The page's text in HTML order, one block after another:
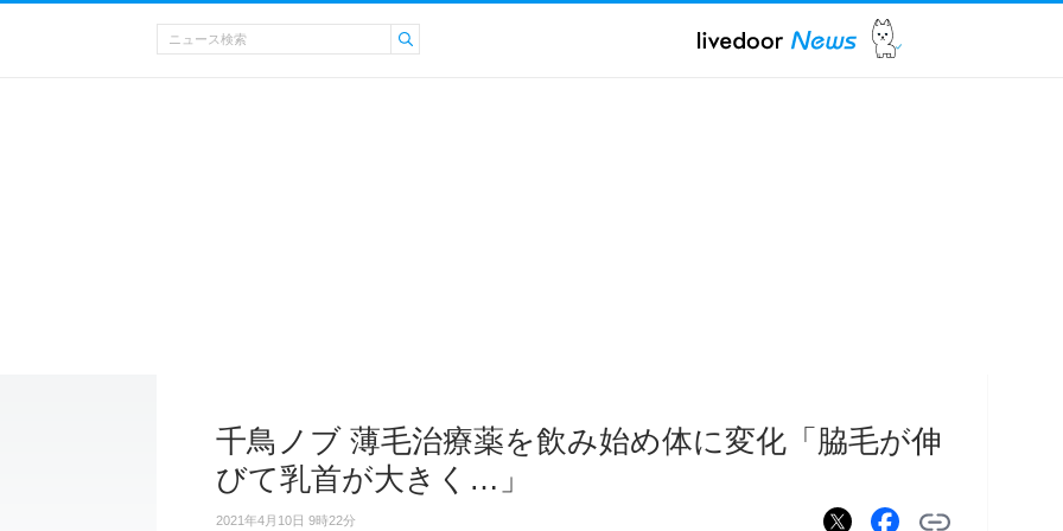
千鳥ノブ 薄毛治療薬を飲み始め体に変化「脇毛が伸
びて乳首が大きく…」
2021年4月10日 9時22分